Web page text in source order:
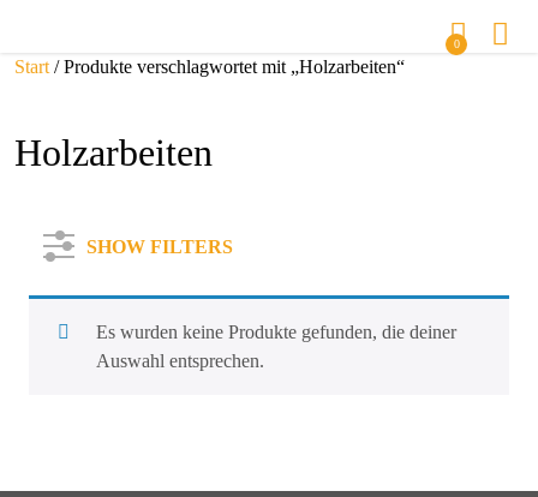
0
Start / Produkte verschlagwortet mit „Holzarbeiten“
Holzarbeiten
SHOW FILTERS
Es wurden keine Produkte gefunden, die deiner
Auswahl entsprechen.